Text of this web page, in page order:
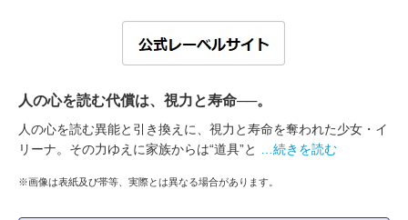
人の心を読む代償は、視力と寿命──。
人の心を読む異能と引き換えに、視力と寿命を奪われた少女・イ
リーナ。その力ゆえに家族からは“道具”と
…続きを読む
※画像は表紙及び帯等、実際とは異なる場合があります。